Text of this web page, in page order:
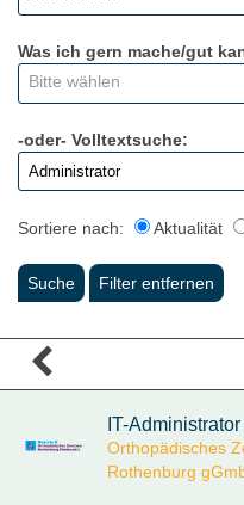
Was ich gern mache/gut
Bitte wählen
-oder- Volltextsuche:
Sortiere nach: Aktualität
IT-
Orthopädisches
Rothenburg